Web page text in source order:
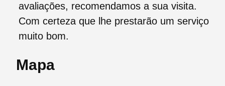
avaliações, recomendamos a sua visita.
Com certeza que lhe prestarão um serviço
muito bom.
Mapa